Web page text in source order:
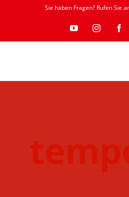
springen
Sie haben Fragen? Rufen Sie
YouTubeInstagram